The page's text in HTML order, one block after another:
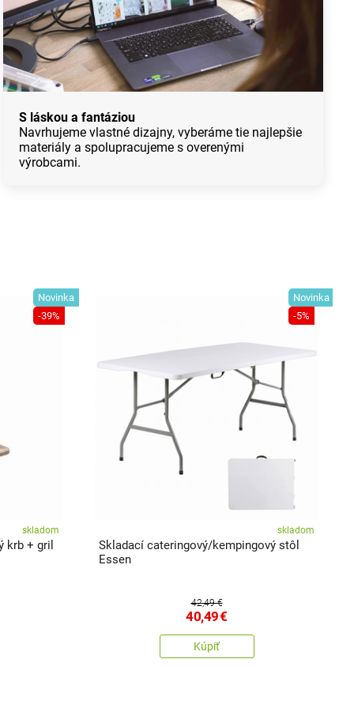
S láskou a fantáziou
Navrhujeme vlastné dizajny, vyberáme tie najlepšie
materiály a spolupracujeme s overenými
výrobcami.
Novinka
-39%
skladom
krb + gril
Novinka
-5%
skladom
Skladací cateringový/kempingový stôl
Essen
42,49 €
40,49€
Kúpiť